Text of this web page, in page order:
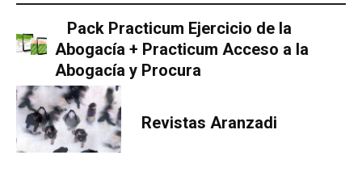
Pack Practicum Ejercicio de la
Abogacía + Practicum Acceso a la
Abogacía y Procura
Revistas Aranzadi